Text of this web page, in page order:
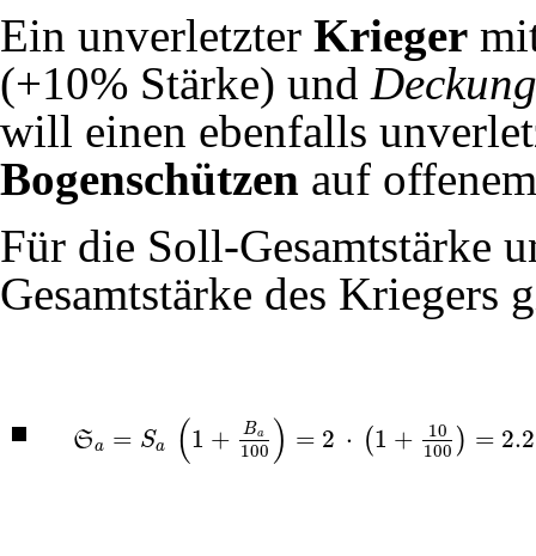
Ein unverletzter Krieger
(+10% Stärke) und Deckung
will einen ebenfalls
Bogenschützen auf
Für die Soll-Gesamtstärke
Gesamtstärke des Kriegers
Sa = Sa (1 + Ba
100 ) = 2 ⋅ (1 +
10
100 ) = 2.2
=Sa(1 +B a100 = 2⋅ 1+ 10100 ) 2.2